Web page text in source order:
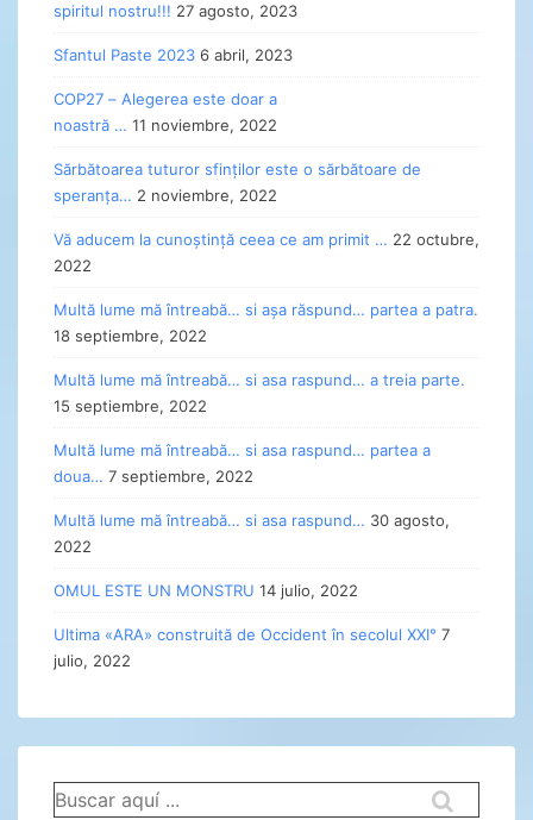
spiritul nostru!!! 27 agosto, 2023
Sfantul Paste 2023 6 abril, 2023
COP27 – Alegerea este doar a
noastră … 11 noviembre, 2022
Sărbătoarea tuturor sfinților este o sărbătoare de
speranța… 2 noviembre, 2022
Vă aducem la cunoștință ceea ce am primit … 22 octubre,
2022
Multă lume mă întreabă… si așa răspund… partea a patra.
18 septiembre, 2022
Multă lume mă întreabă… si asa raspund… a treia parte.
15 septiembre, 2022
Multă lume mă întreabă… si asa raspund… partea a
doua… 7 septiembre, 2022
Multă lume mă întreabă… si asa raspund… 30 agosto,
2022
OMUL ESTE UN MONSTRU 14 julio, 2022
Ultima «ARA» construită de Occident în secolul XXI° 7
julio, 2022
Buscar